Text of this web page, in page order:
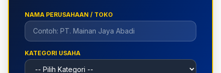
NAMA PERUSAHAAN / TOKO
KATEGORI USAHA